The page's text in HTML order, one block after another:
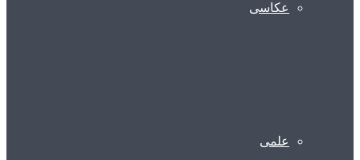
عکاسی
علمی